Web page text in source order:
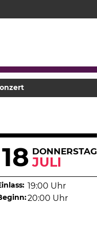
18 DONNERSTAG
JULI
19:00 Uhr
20:00 Uhr